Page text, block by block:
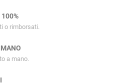
100%
o rimborsati.
a mano.